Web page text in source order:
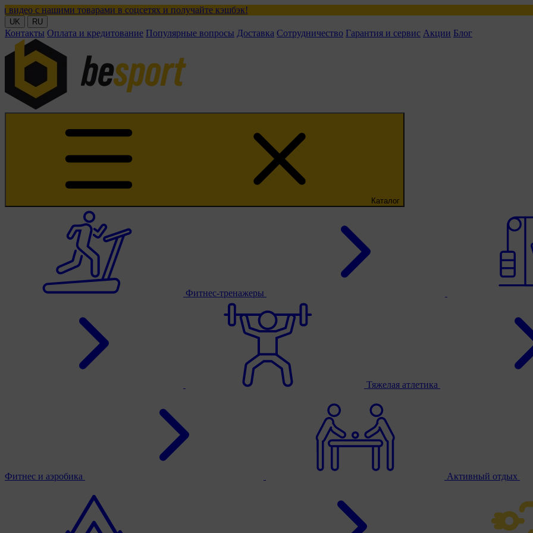
в соцсетях и получайте кэшбэк!
UK RU
Контакты Оплата и кредитование Популярные вопросы Доставка Сотрудничество Гарантия и сервис Акции Блог
Каталог
Фитнес-тренажеры
Тяжелая атлетика
Фитнес и аэробика Активный отдых